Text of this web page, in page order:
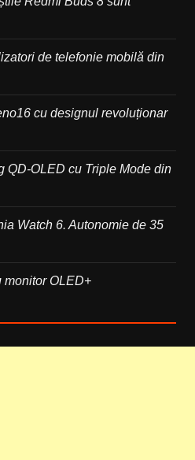
de telefonie mobilă din
cu designul revoluționar
QD-OLED cu Triple Mode din
Watch 6. Autonomie de 35
monitor OLED+